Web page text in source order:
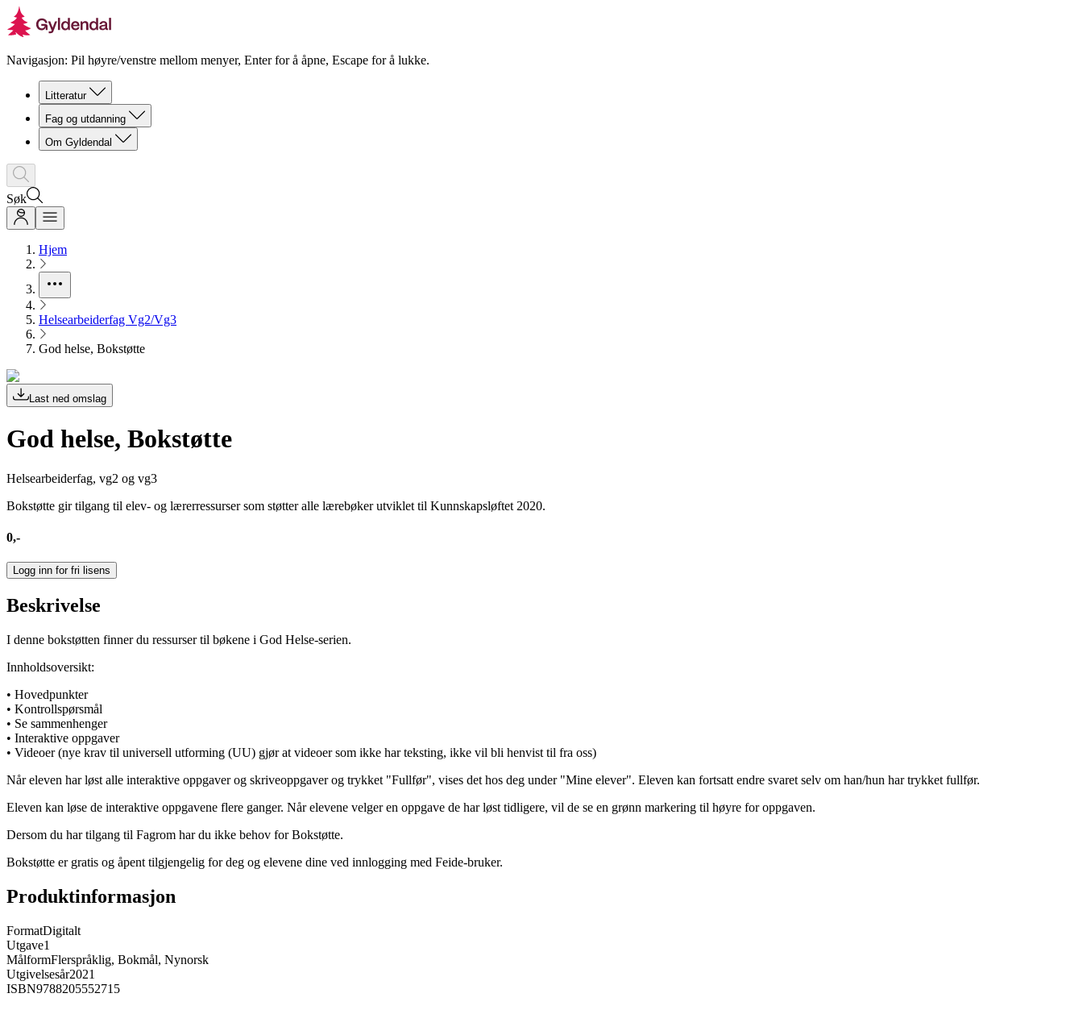
Navigasjon: Pil høyre/venstre mellom menyer, Enter for å åpne, Escape for å lukke.
Litteratur
Fag og utdanning
Om Gyldendal
Søk
Hjem
Helsearbeiderfag Vg2/Vg3
God helse, Bokstøtte
Last ned omslag
God helse, Bokstøtte
Helsearbeiderfag, vg2 og vg3
Bokstøtte gir tilgang til elev- og lærerressurser som støtter alle lærebøker utviklet til Kunnskapsløftet 2020.
0,-
Logg inn for fri lisens
Beskrivelse
I denne bokstøtten finner du ressurser til bøkene i God Helse-serien.
Innholdsoversikt:
• Hovedpunkter
• Kontrollspørsmål
• Se sammenhenger
• Interaktive oppgaver
• Videoer (nye krav til universell utforming (UU) gjør at videoer som ikke har teksting, ikke vil bli henvist til fra oss)
Når eleven har løst alle interaktive oppgaver og skriveoppgaver og trykket "Fullfør", vises det hos deg under "Mine elever". Eleven kan fortsatt endre svaret selv om han/hun har trykket fullfør.
Eleven kan løse de interaktive oppgavene flere ganger. Når elevene velger en oppgave de har løst tidligere, vil de se en grønn markering til høyre for oppgaven.
Dersom du har tilgang til Fagrom har du ikke behov for Bokstøtte.
Bokstøtte er gratis og åpent tilgjengelig for deg og elevene dine ved innlogging med Feide-bruker.
Produktinformasjon
FormatDigitalt
Utgave1
MålformFlerspråklig, Bokmål, Nynorsk
Utgivelsesår2021
ISBN9788205552715